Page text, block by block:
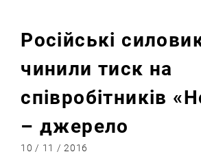
Російські
чинили тиск на
співробітників
– джерело
10 / 11 / 2016